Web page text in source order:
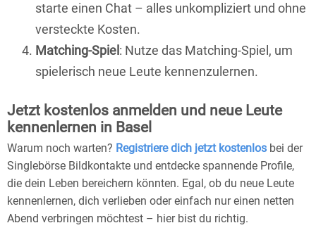
starte einen Chat – alles unkompliziert und ohne
versteckte Kosten.
Matching-Spiel : Nutze das Matching-Spiel, um
spielerisch neue Leute kennenzulernen.
Jetzt kostenlos anmelden und neue Leute
kennenlernen in Basel
Warum noch warten? Registriere dich jetzt kostenlos bei der
Singlebörse Bildkontakte und entdecke spannende Profile,
die dein Leben bereichern könnten. Egal, ob du neue Leute
kennenlernen, dich verlieben oder einfach nur einen netten
Abend verbringen möchtest – hier bist du richtig.